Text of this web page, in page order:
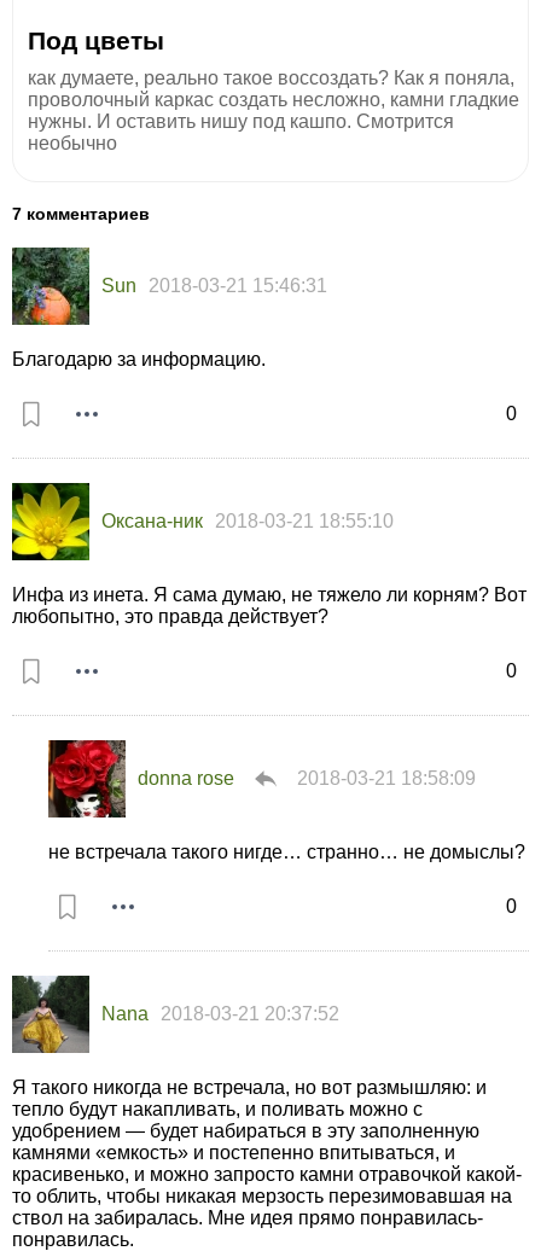
Под цветы
как думаете, реально такое воссоздать? Как я поняла,
проволочный каркас создать несложно, камни гладкие
нужны. И оставить нишу под кашпо. Смотрится
необычно
7 комментариев
Sun 2018-03-21 15:46:31
0
Благодарю за информацию.
Оксана-ник 2018-03-21 18:55:10
0
Инфа из инета. Я сама думаю, не тяжело ли корням? Вот
любопытно, это правда действует?
donna rose 2018-03-21 18:58:09
0
не встречала такого нигде… странно… не домыслы?
Nana 2018-03-21 20:37:52
Я такого никогда не встречала, но вот размышляю: и
тепло будут накапливать, и поливать можно с
удобрением — будет набираться в эту заполненную
камнями «емкость» и постепенно впитываться, и
красивенько, и можно запросто камни отравочкой какой-
то облить, чтобы никакая мерзость перезимовавшая на
ствол на забиралась. Мне идея прямо понравилась-
понравилась.